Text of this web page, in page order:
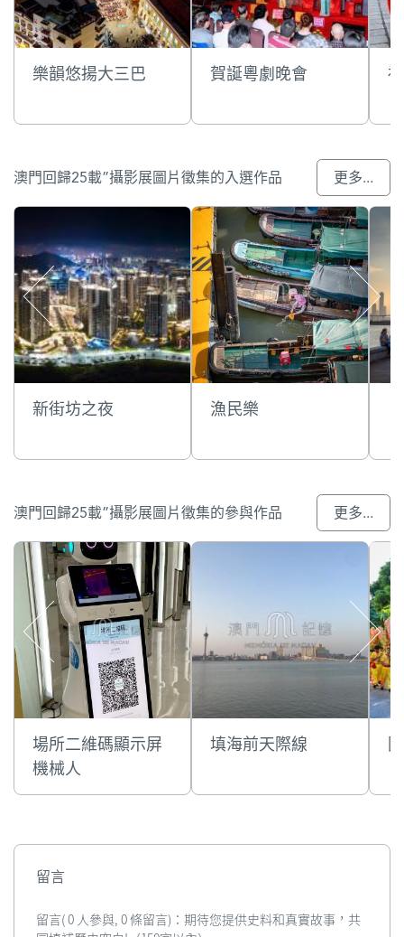
樂韻悠揚大三巴 賀誕粵劇晚會
澳門回歸25載”攝影展圖片徵集的入選作品 更多...
新街坊之夜 漁民樂
澳門回歸25載”攝影展圖片徵集的參與作品 更多...
場所二維碼顯示屏
機械人
填海前天際線
留言
留言( 0 人參與, 0 條留言)：期待您提供史料和真實故事，共